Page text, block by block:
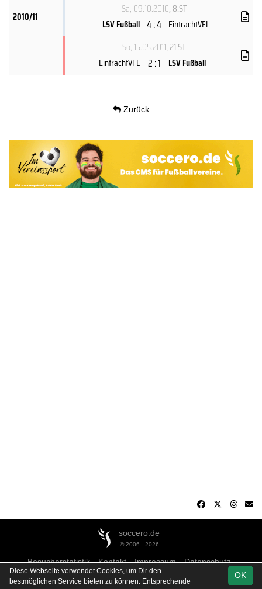
2010/11
Sa, 09.10.2010, 8.ST
LSV Fußball 4 : 4 EintrachtVFL
So, 15.05.2011, 21.ST
EintrachtVFL 2 : 1 LSV Fußball
Zurück
soccero.de
© 2006 - 2026
Besucherstatistik Kontakt Impressum
Datenschutz
OK
Diese Webseite verwendet Cookies, um Dir den
bestmöglichen Service bieten zu können. Entsprechende